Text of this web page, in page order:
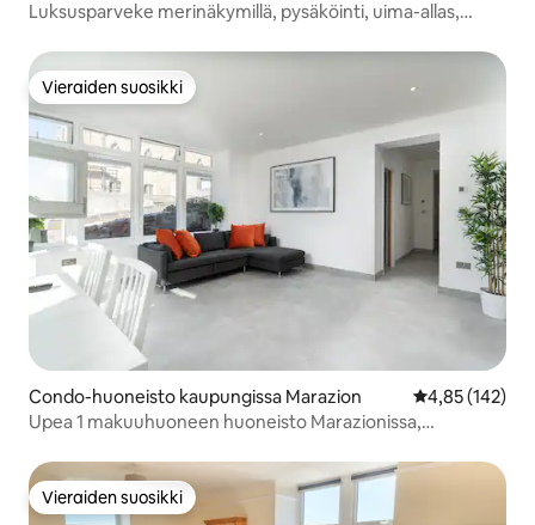
Luksusparveke merinäkymillä, pysäköinti, uima-allas,
Vieraiden suosikki
Vieraiden suosikki
Condo-huoneisto kaupungissa Marazion
4,85 (142)
Upea 1 makuuhuoneen huoneisto Marazionissa,
Vieraiden suosikki
Vieraiden suosikki